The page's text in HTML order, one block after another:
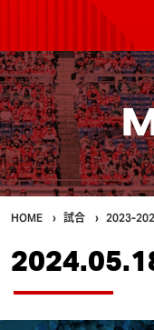
HOME 試合 2023-